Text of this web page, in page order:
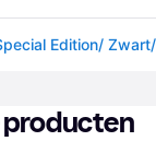
producten